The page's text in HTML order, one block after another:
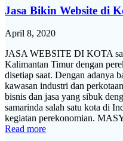
Jasa Bikin Website di
April 8, 2020
JASA WEBSITE DI KOTA
Kalimantan Timur dengan
disetiap saat. Dengan adanya
kawasan industri dan
bisnis dan jasa yang sibuk
samarinda salah satu kota di
kegiatan perekonomian.
Read more